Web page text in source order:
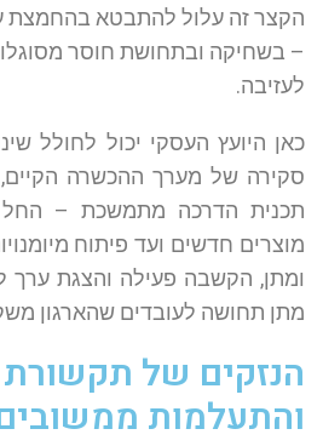
הקצר זה עלול להתבטא בהחמצת
– בשחיקה ובתחושת חוסר
לעזיבה.
כאן היועץ העסקי יכול לחולל
סקירה של מערך ההכשרה הקיים,
תכנית הדרכה מתמשכת – החל
מוצרים חדשים ועד פיתוח
ומתן, הקשבה פעילה והצגת ערך
מתן תחושה לעובדים שהארגון
הנזקים של תקשורת
והתעלמות